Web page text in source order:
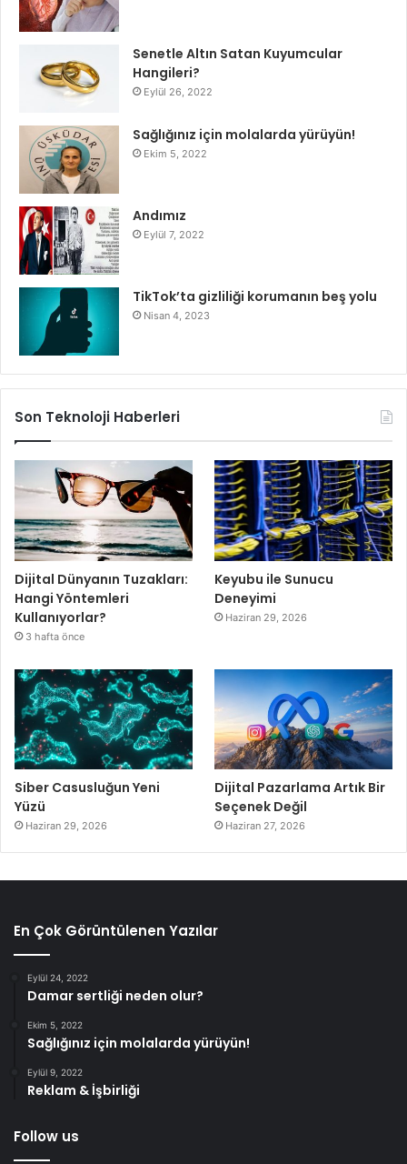
Senetle Altın Satan Kuyumcular
Hangileri?
Eylül 26, 2022
Sağlığınız için molalarda yürüyün!
Ekim 5, 2022
Andımız
Eylül 7, 2022
TikTok’ta gizliliği korumanın beş yolu
Nisan 4, 2023
Son Teknoloji Haberleri
Dijital Dünyanın Tuzakları:
Hangi Yöntemleri
Kullanıyorlar?
3 hafta önce
Keyubu ile Sunucu
Deneyimi
Haziran 29, 2026
Siber Casusluğun Yeni
Yüzü
Haziran 29, 2026
Dijital Pazarlama Artık Bir
Seçenek Değil
Haziran 27, 2026
En Çok Görüntülenen Yazılar
Eylül 24, 2022
Damar sertliği neden olur?
Ekim 5, 2022
Sağlığınız için molalarda yürüyün!
Eylül 9, 2022
Reklam & İşbirliği
Follow us